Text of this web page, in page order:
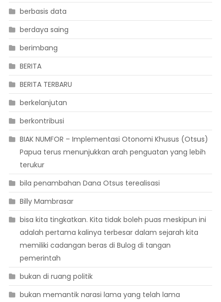
berbasis data
berdaya saing
berimbang
BERITA
BERITA TERBARU
berkelanjutan
berkontribusi
BIAK NUMFOR – Implementasi Otonomi Khusus (Otsus)
Papua terus menunjukkan arah penguatan yang lebih
terukur
bila penambahan Dana Otsus terealisasi
Billy Mambrasar
bisa kita tingkatkan. Kita tidak boleh puas meskipun ini
adalah pertama kalinya terbesar dalam sejarah kita
memiliki cadangan beras di Bulog di tangan
pemerintah
bukan di ruang politik
bukan memantik narasi lama yang telah lama